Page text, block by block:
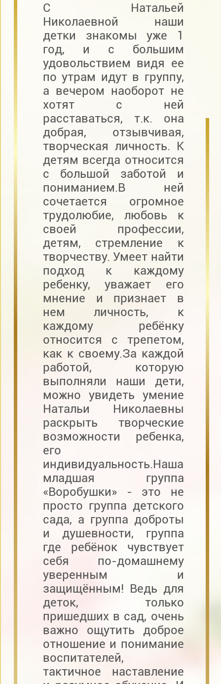
С Натальей
Николаевной наши
детки знакомы уже 1
год, и с большим
удовольствием видя ее
по утрам идут в группу,
а вечером наоборот не
хотят с ней
расставаться, т.к. она
добрая, отзывчивая,
творческая личность. К
детям всегда относится
с большой заботой и
пониманием.В ней
сочетается огромное
трудолюбие, любовь к
своей профессии,
детям, стремление к
творчеству. Умеет найти
подход к каждому
ребенку, уважает его
мнение и признает в
нем личность, к
каждому ребёнку
относится с трепетом,
как к своему.За каждой
работой, которую
выполняли наши дети,
можно увидеть умение
Натальи Николаевны
раскрыть творческие
возможности ребенка,
его
индивидуальность.Наша
младшая группа
«Воробушки» - это не
просто группа детского
сада, а группа доброты
и душевности, группа
где ребёнок чувствует
себя по-домашнему
уверенным и
защищённым! Ведь для
деток, только
пришедших в сад, очень
важно ощутить доброе
отношение и понимание
воспитателей,
тактичное наставление